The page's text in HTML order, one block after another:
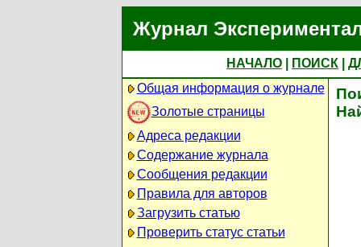
Журнал
НАЧАЛО ПОИСК
Общая информация о журнале
Золотые страницы
Адреса редакции
Содержание журнала
Сообщения редакции
Правила для авторов
Загрузить статью
Проверить статус статьи